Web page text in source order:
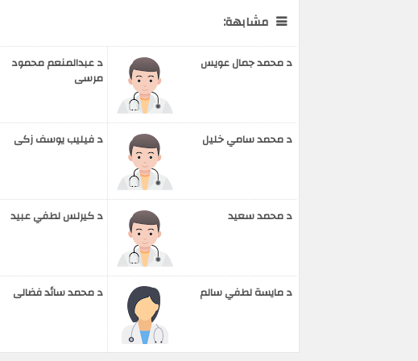
مشابهة:
د عبدالمنعم محمود
مرسى
د محمد جمال عويس
د فيليب يوسف زكى د محمد سامي خليل
د كيرلس لطفي عبيد د محمد سعيد
د محمد سائد فضالى د مايسة لطفي سالم